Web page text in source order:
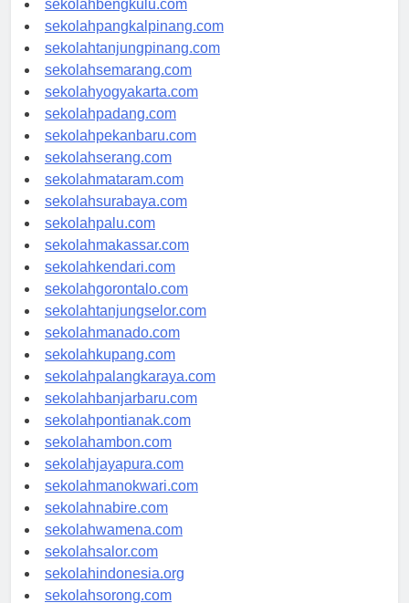
sekolahbengkulu.com
sekolahpangkalpinang.com
sekolahtanjungpinang.com
sekolahsemarang.com
sekolahyogyakarta.com
sekolahpadang.com
sekolahpekanbaru.com
sekolahserang.com
sekolahmataram.com
sekolahsurabaya.com
sekolahpalu.com
sekolahmakassar.com
sekolahkendari.com
sekolahgorontalo.com
sekolahtanjungselor.com
sekolahmanado.com
sekolahkupang.com
sekolahpalangkaraya.com
sekolahbanjarbaru.com
sekolahpontianak.com
sekolahambon.com
sekolahjayapura.com
sekolahmanokwari.com
sekolahnabire.com
sekolahwamena.com
sekolahsalor.com
sekolahindonesia.org